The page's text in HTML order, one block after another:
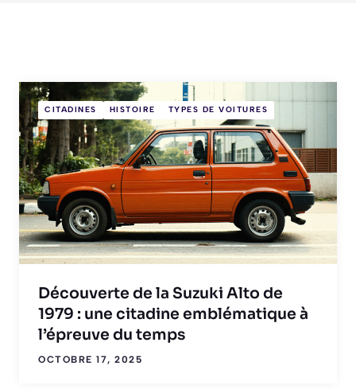
CITADINES HISTOIRE TYPES DE VOITURES
Découverte de la Suzuki Alto de
1979 : une citadine emblématique à
l’épreuve du temps
OCTOBRE 17, 2025